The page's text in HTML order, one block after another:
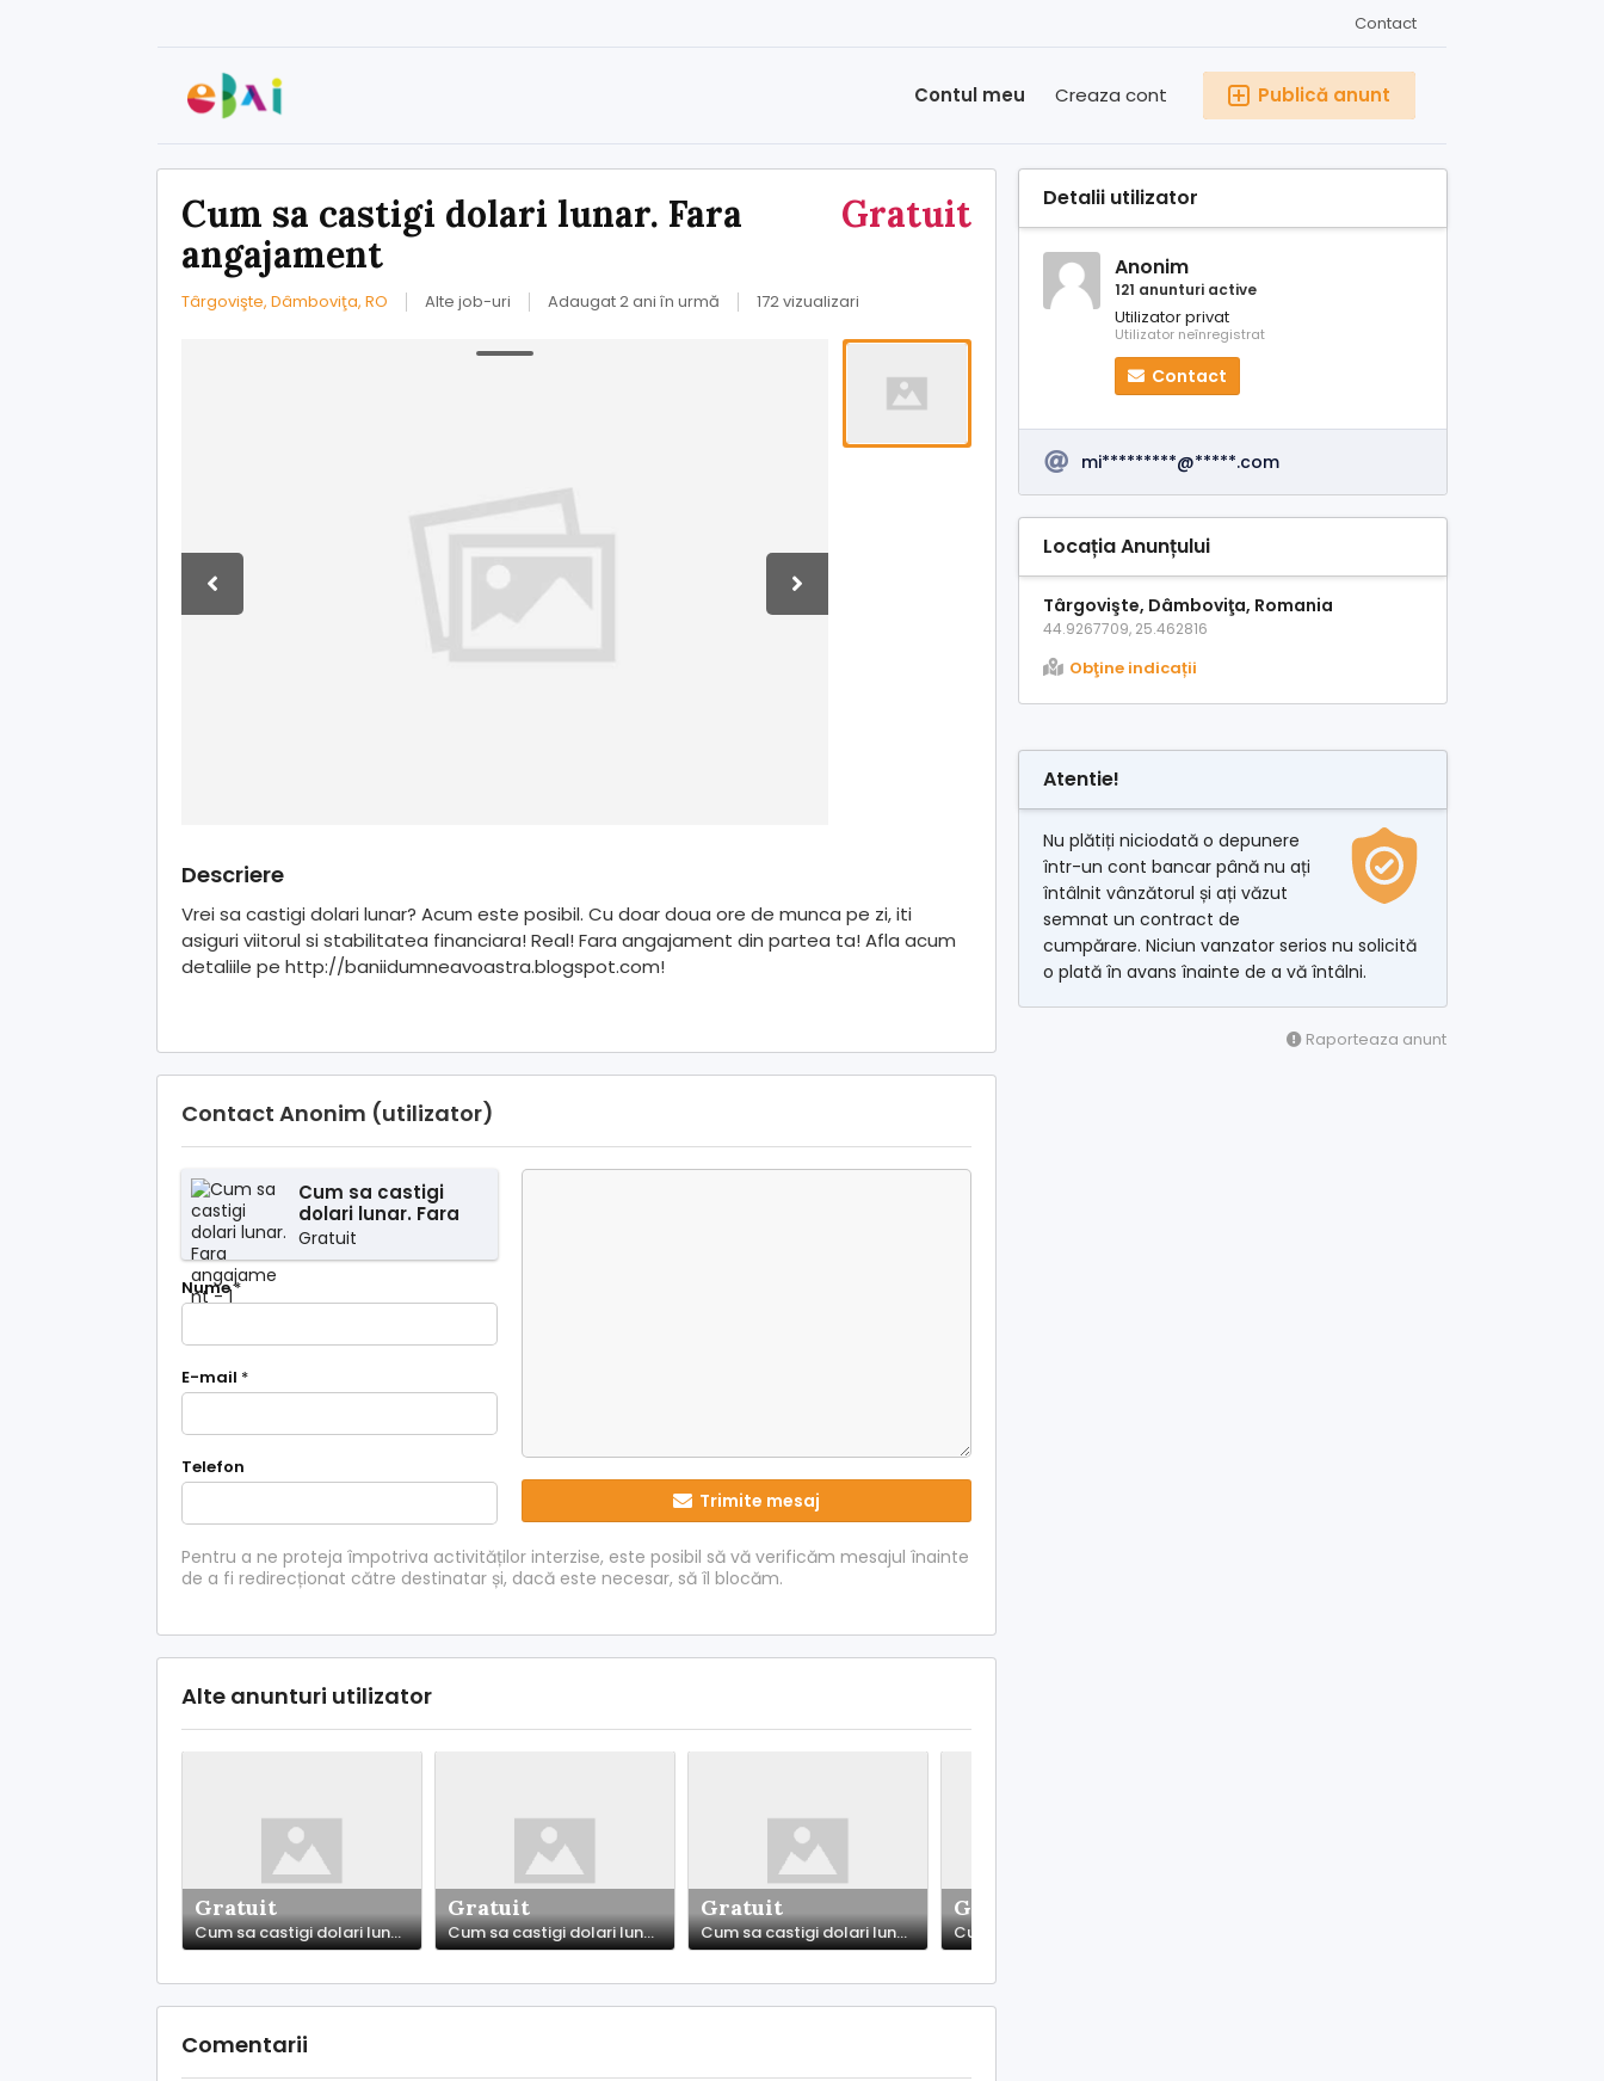
Contact
Publică anunt
Creaza cont
Contul meu
Gratuit
Cum sa castigi dolari lunar. Fara
angajament
Târgovişte, Dâmboviţa, RO Alte job-uri Adaugat 2 ani în urmă 172 vizualizari
Descriere
Vrei sa castigi dolari lunar? Acum este posibil. Cu doar doua ore de munca pe zi, iti
asiguri viitorul si stabilitatea financiara! Real! Fara angajament din partea ta! Afla acum
detaliile pe http://baniidumneavoastra.blogspot.com!
Contact Anonim (utilizator)
Cum sa castigi
dolari lunar. Fara
angajament
Gratuit
Nume*
E-mail *
Telefon
Trimite mesaj
Pentru a ne proteja împotriva activităților interzise, este posibil să vă verificăm mesajul înainte
de a fi redirecționat către destinatar și, dacă este necesar, să îl blocăm.
Alte anunturi utilizator
Gratuit
Cum sa castigi dolari lunar. Incredere
Gratuit
Cum sa castigi dolari lunar. Asigurare
Gratuit
Cum sa castigi dolari lunar. La adapost
Gratuit
Comentarii
Detalii utilizator
Anonim
121 anunturi active
Utilizator privat
Utilizator neînregistrat
Contact
mi*********@*****.com
Locația Anunțului
Târgovişte, Dâmboviţa, Romania
44.9267709, 25.462816
Obţine indicații
Atentie!
Nu plătiți niciodată o depunere
într-un cont bancar până nu ați
întâlnit vânzătorul și ați văzut
semnat un contract de
cumpărare. Niciun vanzator serios nu solicită
o plată în avans înainte de a vă întâlni.
Raporteaza anunt